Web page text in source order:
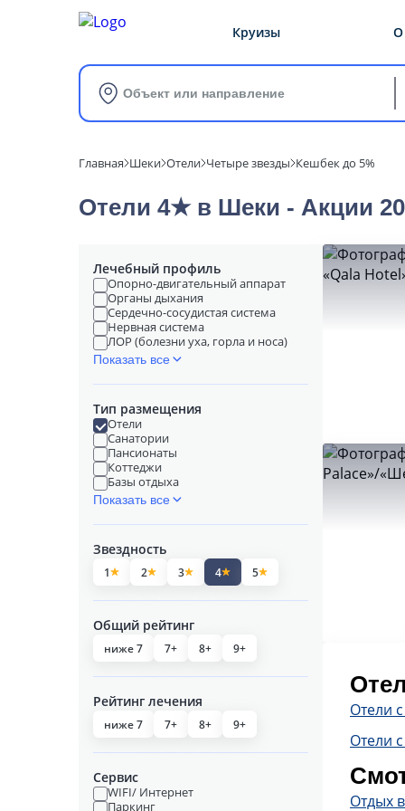
Круизы О
Объект или направление
Главная Шеки Отели Четыре звезды Кешбек до 5%
Отели 4★ в Шеки - Акции
Лечебный профиль
Опорно-двигательный аппарат
Органы дыхания
Сердечно-сосудистая система
Нервная система
ЛОР (болезни уха, горла и носа)
Показать все
Тип размещения
Отели
Санатории
Пансионаты
Коттеджи
Базы отдыха
Показать все
Звездность
1 2 3 4 5
Общий рейтинг
ниже 7 7+ 8+ 9+
Рейтинг лечения
ниже 7 7+ 8+ 9+
Сервис
WIFI/ Интернет
Паркинг
Отели
Отели
Отдых